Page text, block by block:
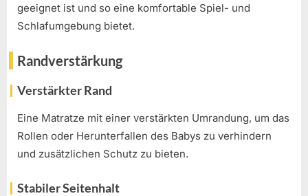
geeignet ist und so eine komfortable Spiel- und
Schlafumgebung bietet.
Randverstärkung
Verstärkter Rand
Eine Matratze mit einer verstärkten Umrandung, um das
Rollen oder Herunterfallen des Babys zu verhindern
und zusätzlichen Schutz zu bieten.
Stabiler Seitenhalt